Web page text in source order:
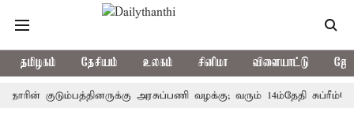
தமிழகம் தேசியம் உலகம் சினிமா விளையாட்டு
குடும்பத்தினருக்கு அரசுப்பணி வழக்கு; வரும் 14ம்தேதி